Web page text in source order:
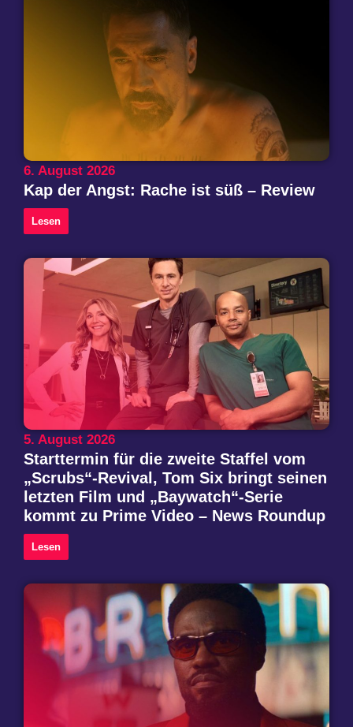
6. August 2026
Kap der Angst: Rache ist süß – Review
Lesen
5. August 2026
Starttermin für die zweite Staffel vom
„Scrubs“-Revival, Tom Six bringt seinen
letzten Film und „Baywatch“-Serie
kommt zu Prime Video – News Roundup
Lesen